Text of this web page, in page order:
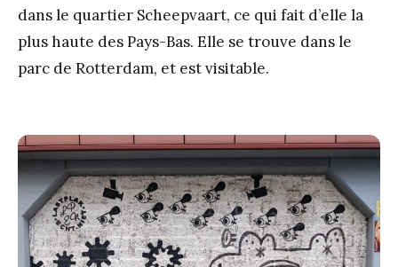
dans le quartier Scheepvaart, ce qui fait d’elle la
plus haute des Pays-Bas. Elle se trouve dans le
parc de Rotterdam, et est visitable.